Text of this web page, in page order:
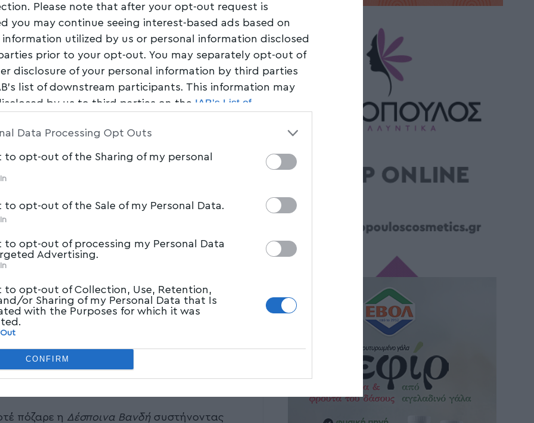
Please note that after your opt-out request is
you may continue seeing interest-based ads based on
information utilized by us or personal information disclosed
prior to your opt-out. You may separately opt-out of
disclosure of your personal information by third parties
list of downstream participants. This information may
by us to third parties on the IAB’s List of
Data Processing Opt Outs
to opt-out of the Sharing of my personal
to opt-out of the Sale of my Personal Data.
to opt-out of processing my Personal Data
Advertising.
to opt-out of Collection, Use, Retention,
or Sharing of my Personal Data that Is
with the Purposes for which it was
CONFIRM
Share 1 Min Read
πόζαρε η Δέσποινα Βανδή συστήνοντας